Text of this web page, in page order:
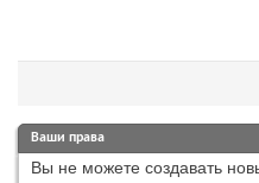
Ваши права
Вы не можете создавать